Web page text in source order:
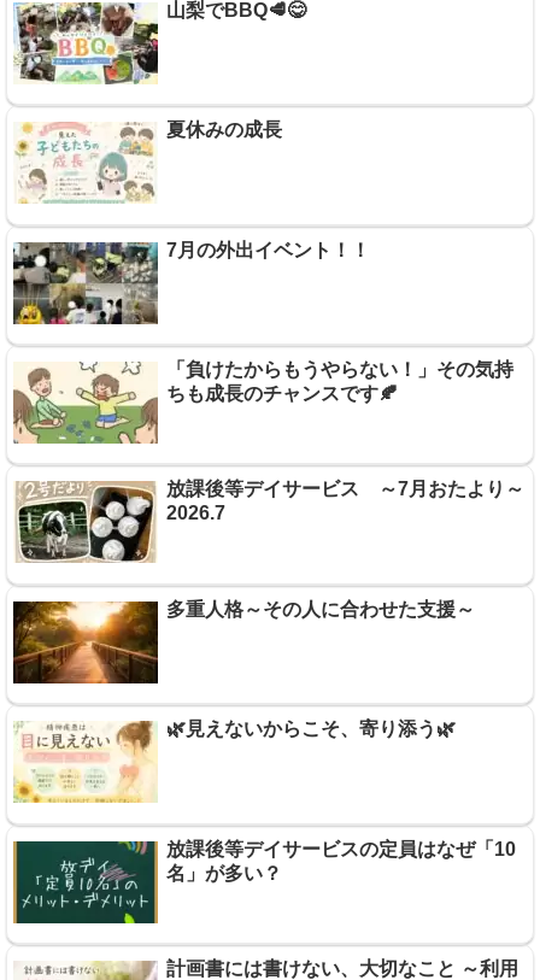
山梨でBBQ🥩😋
夏休みの成長
7月の外出イベント！！
「負けたからもうやらない！」その気持
ちも成長のチャンスです🍂
放課後等デイサービス ～7月おたより～
2026.7
多重人格～その人に合わせた支援～
🌿見えないからこそ、寄り添う🌿
放課後等デイサービスの定員はなぜ「10
名」が多い？
計画書には書けない、大切なこと ～利用